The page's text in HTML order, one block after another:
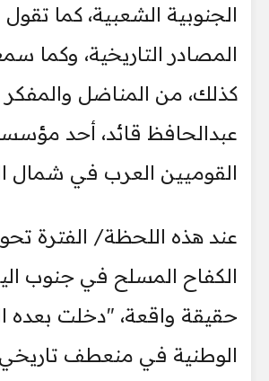
الجنوبية الشعبية، كما
المصادر التاريخية، وكما
كذلك، من المناضل
عبدالحافظ قائد، أحد
القوميين العرب في شمال
عند هذه اللحظة/ الفترة
الكفاح المسلح في جنوب
حقيقة واقعة، "دخلت بعده
الوطنية في منعطف